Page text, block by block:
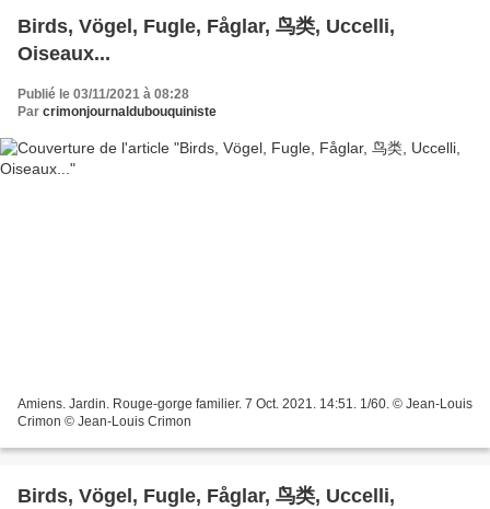
Birds, Vögel, Fugle, Fåglar, 鸟类, Uccelli,
Oiseaux...
Publié le 03/11/2021 à 08:28
Par crimonjournaldubouquiniste
Amiens. Jardin. Rouge-gorge familier. 7 Oct. 2021. 14:51. 1/60. © Jean-Louis
Crimon © Jean-Louis Crimon
Birds, Vögel, Fugle, Fåglar, 鸟类, Uccelli,